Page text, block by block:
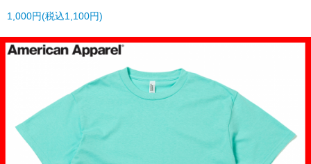
1,000円(税込1,100円)